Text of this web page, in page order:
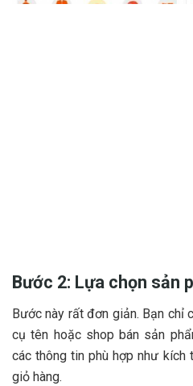
Bước 2: Lựa chọn sản
Bước này rất đơn giản. Bạn chỉ
cụ tên hoặc shop bán sản
các thông tin phù hợp như kích
giỏ hàng.